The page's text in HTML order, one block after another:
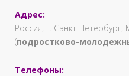
Адрес:
Россия, г. Санкт-
(подростково-
Телефоны: